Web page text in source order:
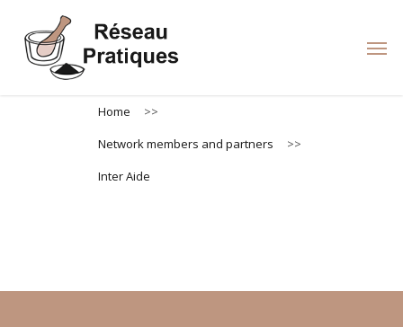
main
Home
>>
Network members and partners
>>
Inter Aide